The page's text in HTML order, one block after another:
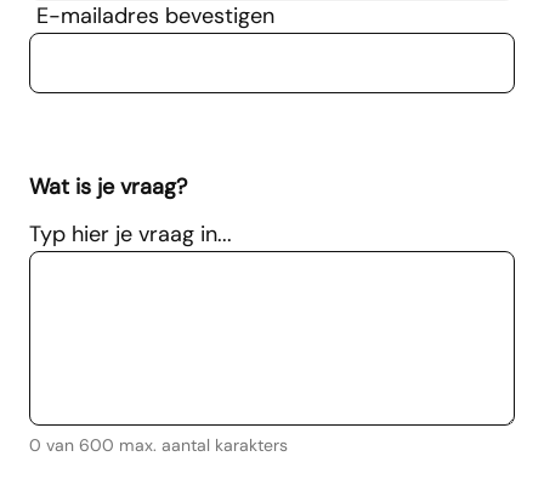
E-mailadres bevestigen
Wat is je vraag?
Typ hier je vraag in...
0 van 600 max. aantal karakters